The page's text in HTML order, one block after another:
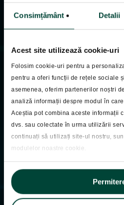
Consimțământ Detalii
Acest site utilizează cookie-uri
Folosim cookie-uri pentru a
pentru a oferi funcții de rețele sociale
asemenea, oferim partenerilor noștri
analiză informații despre modul în
Aceștia pot combina aceste informații
dvs. sau colectate în urma utilizării
continuați să utilizați site-ul nostru,
modulelor noastre cookie.
Pastila
Pastila